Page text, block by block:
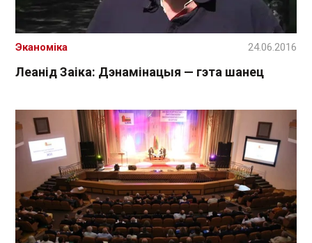
Леанід Заіка: Дэнамінацыя — гэта шанец
Эканоміка 24.06.2016